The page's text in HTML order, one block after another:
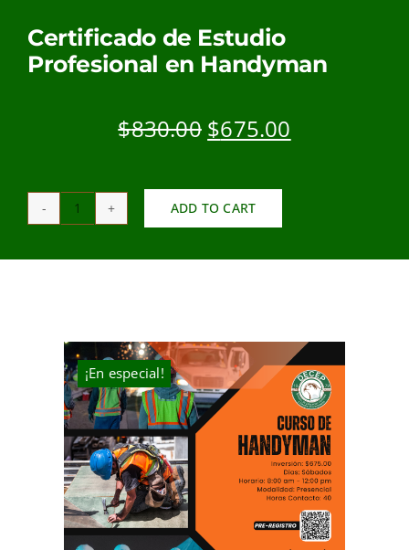
CARRITO
Certificado de Estudio
Profesional en Handyman
$830.00 Original
price
$830.00.
$675.00
price
Certificado
Estudio
quantity
ADD TO CART
¡En especial!